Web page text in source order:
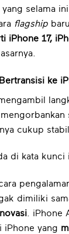
yang selama
flagship
iPhone 17,
ke
cukup
di kata kunci
dimiliki
Inovasi. iPhone
iPhone yang